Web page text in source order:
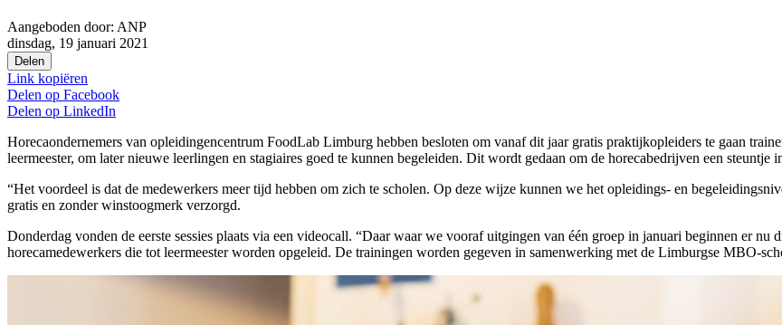
Aangeboden door: ANP
dinsdag, 19 januari 2021
Delen
Link kopiëren
Delen op Facebook
Delen op LinkedIn
Horecaondernemers van opleidingencentrum FoodLab Limburg hebben besloten om vanaf dit jaar gratis praktijkopleiders te gaan
leermeester, om later nieuwe leerlingen en stagiaires goed te kunnen begeleiden. Dit wordt gedaan om de horecabedrijven een
“Het voordeel is dat de medewerkers meer tijd hebben om zich te scholen. Op deze wijze kunnen we het opleidings- en
gratis en zonder winstoogmerk verzorgd.
Donderdag vonden de eerste sessies plaats via een videocall. “Daar waar we vooraf uitgingen van één groep in januari beginnen er
horecamedewerkers die tot leermeester worden opgeleid. De trainingen worden gegeven in samenwerking met de Limburgse MBO-